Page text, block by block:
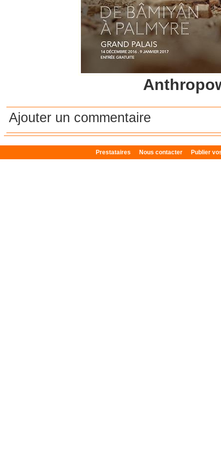
Ajouter un commentaire
Prestataires Nous contacter Publier